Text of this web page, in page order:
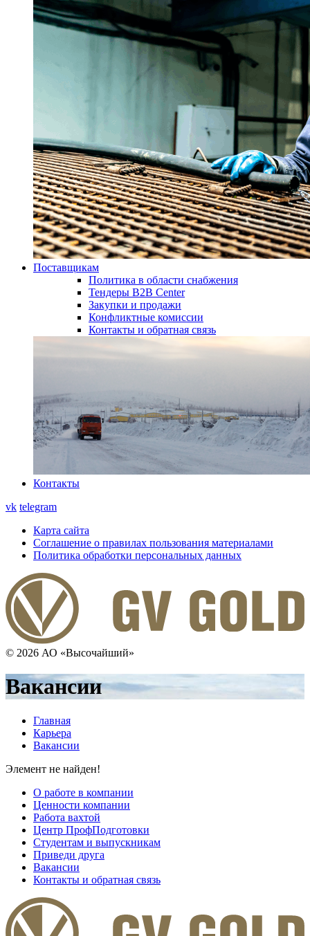
Поставщикам
Политика в области снабжения
Тендеры B2B Center
Закупки и продажи
Конфликтные комиссии
Контакты и обратная связь
Контакты
vk telegram
Карта сайта
Соглашение о правилах пользования материалами
Политика обработки персональных данных
© 2026 АО «Высочайший»
Вакансии
Главная
Карьера
Вакансии
Элемент не найден!
О работе в компании
Ценности компании
Работа вахтой
Центр ПрофПодготовки
Студентам и выпускникам
Приведи друга
Вакансии
Контакты и обратная связь